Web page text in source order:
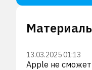
13.03.2025 01:13
Apple не